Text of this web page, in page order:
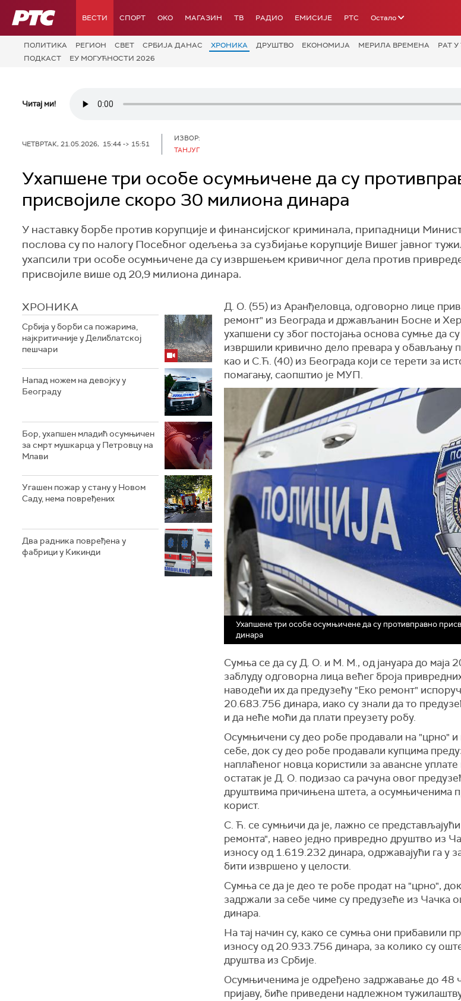
РТС ВЕСТИ СПОРТ OKO МАГАЗИН ТВ РАДИО ЕМИСИЈЕ РТС Остало
ПОЛИТИКА РЕГИОН СВЕТ СРБИЈА ДАНАС ХРОНИКА ДРУШТВО ЕКОНОМИЈА МЕРИЛА ВРЕМЕНА РАТ
ПОДКАСТ
ЕУ МОГУЋНОСТИ 2026
Читај ми!
ЧЕТВРТАК, 21.05.2026, 15:44 -> 15:51
ИЗВОР:
ТАНЈУГ
Ухапшене три особе осумњичене да су
присвојиле скоро 30 милиона динара
У наставку борбе против корупције и финансијског криминала, припадници
послова су по налогу Посебног одељења за сузбијање корупције Вишег јавног
ухапсили три особе осумњичене да су извршењем кривичног дела против
присвојиле више од 20,9 милиона динара.
ХРОНИКА
Србија у борби са пожарима,
најкритичније у Делиблатској
пешчари
Напад ножем на девојку у
Београду
Бор, ухапшен младић осумњичен
за смрт мушкарца у Петровцу на
Млави
Угашен пожар у стану у Новом
Саду, нема повређених
Два радника повређена у
фабрици у Кикинди
Д. О. (55) из Аранђеловца, одговорно лице
ремонт" из Београда и држављанин Босне и
ухапшени су због постојања основа сумње да
извршили кривично дело превара у обављању
као и С.Ћ. (40) из Београда који се терети за
помагању, саопштио је МУП.
Ухапшене три особе осумњичене да су противправно
динара
Сумња се да су Д. О. и М. М., од јануара до маја
заблуду одговорна лица већег броја
наводећи их да предузећу "Еко ремонт"
20.683.756 динара, иако су знали да то
и да неће моћи да плати преузету робу.
Осумњичени су део робе продавали на "црно"
себе, док су део робе продавали купцима
наплаћеног новца користили за авансне
остатак је Д. О. подизао са рачуна овог
друштвима причињена штета, а осумњиченима
корист.
С. Ћ. се сумњичи да је, лажно се
ремонта", навео једно привредно друштво из
износу од 1.619.232 динара, одржавајући га у
бити извршено у целости.
Сумња се да је део те робе продат на "црно",
задржали за себе чиме су предузеће из Чачка
динара.
На тај начин су, како се сумња они прибавили
износу од 20.933.756 динара, за колико су
друштва из Србије.
Осумњиченима је одређено задржавање до 48
пријаву, биће приведени надлежном